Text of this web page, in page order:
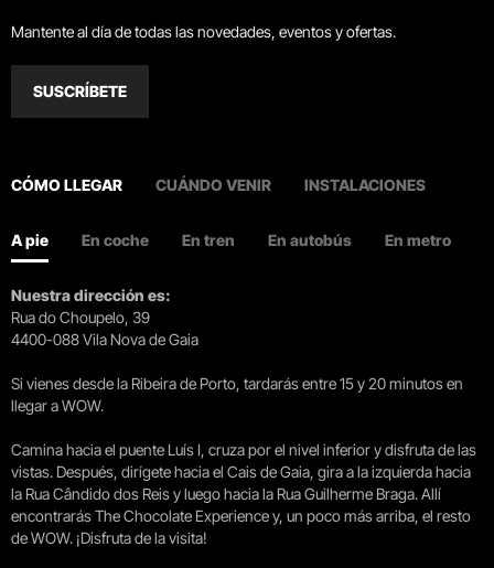
Mantente al día de todas las novedades, eventos y ofertas.
SUSCRÍBETE
CÓMO LLEGAR CUÁNDO VENIR INSTALACIONES
A pie En coche En tren En autobús En metro
Nuestra dirección es:
Rua do Choupelo, 39
4400-088 Vila Nova de Gaia
Si vienes desde la Ribeira de Porto, tardarás entre 15 y 20 minutos en
llegar a WOW.
Camina hacia el puente Luís I, cruza por el nivel inferior y disfruta de las
vistas. Después, dirígete hacia el Cais de Gaia, gira a la izquierda hacia
la Rua Cândido dos Reis y luego hacia la Rua Guilherme Braga. Allí
encontrarás The Chocolate Experience y, un poco más arriba, el resto
de WOW. ¡Disfruta de la visita!